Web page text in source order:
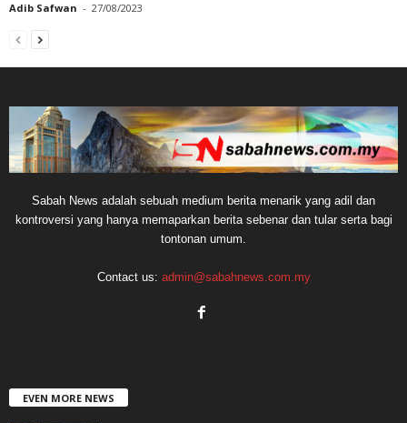
Adib Safwan - 27/08/2023
Sabah News adalah sebuah medium berita menarik yang adil dan
kontroversi yang hanya memaparkan berita sebenar dan tular serta bagi
tontonan umum.
Contact us: admin@sabahnews.com.my
EVEN MORE NEWS